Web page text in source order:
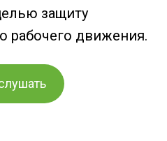
защиту
рабочего движения.